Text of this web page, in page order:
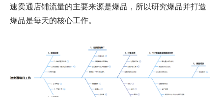
速卖通店铺流量的主要来源是爆品，所以研究爆品并打造
爆品是每天的核心工作。